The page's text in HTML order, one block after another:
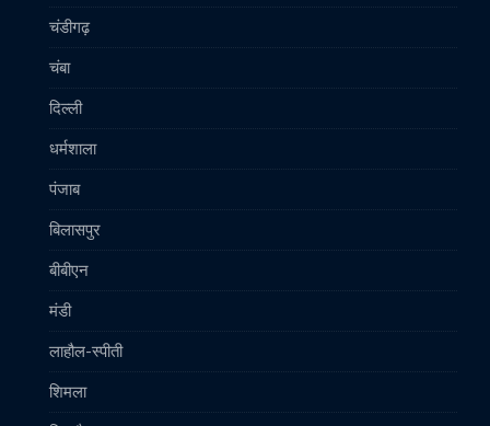
चंडीगढ़
चंबा
दिल्ली
धर्मशाला
पंजाब
बिलासपुर
बीबीएन
मंडी
लाहौल-स्पीती
शिमला